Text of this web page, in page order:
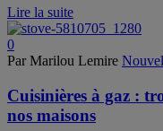
Lire la suite
0
Par Marilou Lemire
Cuisinières à gaz :
nos maisons